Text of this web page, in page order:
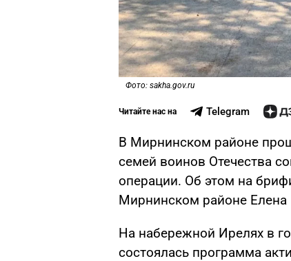
Фото: sakha.gov.ru
Читайте нас на Telegram
В Мирнинском районе
семей воинов Отечества
операции. Об этом на
Мирнинском районе Елена
На набережной Ирелях в
состоялась программа